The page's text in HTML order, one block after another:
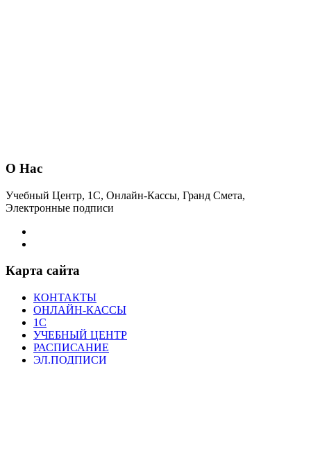
О Нас
Учебный Центр, 1С, Онлайн-Кассы, Гранд Смета,
Электронные подписи
Карта сайта
КОНТАКТЫ
ОНЛАЙН-КАССЫ
1С
УЧЕБНЫЙ ЦЕНТР
РАСПИСАНИЕ
ЭЛ.ПОДПИСИ